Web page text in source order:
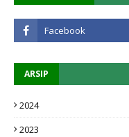
ARSIP
2024
2023